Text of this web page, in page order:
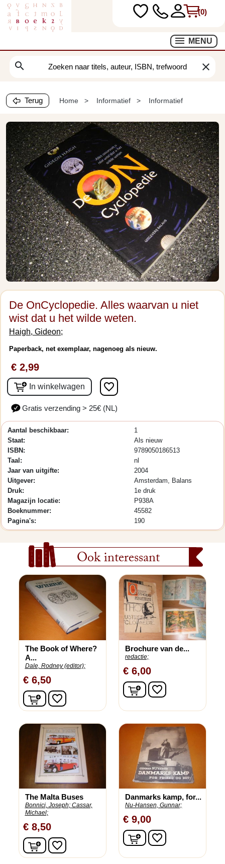
(0)
MENU
search clear
Terug Home Informatief Informatief
De OnCyclopedie. Alles waarvan u niet
wist dat u het wilde weten.
Haigh, Gideon;
Paperback, net exemplaar, nagenoeg als nieuw.
€ 2,99
In winkelwagen favorite_border
Gratis verzending > 25€ (NL)
Aantal beschikbaar:
1
Staat:
Als nieuw
ISBN:
9789050186513
Taal:
nl
Jaar van uitgifte:
2004
Uitgever:
Amsterdam, Balans
Druk:
1e druk
Magazijn locatie:
P938A
Boeknummer:
45582
Pagina's:
190
Ook interessant
The Book of Where?
A...
Dale, Rodney (editor);
€ 6,50
In winkelwagen
favorite_border
Brochure van de...
redactie;
€ 6,00
In winkelwagen
favorite_border
The Malta Buses
Bonnici, Joseph; Cassar,
Michael;
€ 8,50
In winkelwagen
favorite_border
Danmarks kamp, for...
Nu-Hansen, Gunnar;
€ 9,00
In winkelwagen
favorite_border